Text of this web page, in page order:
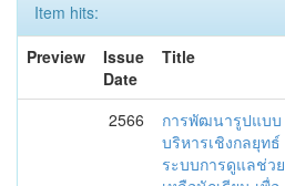
Item hits:
Preview
Issue
Date
Title
2566
การพัฒนารูปแบบ
บริหารเชิงกลยุทธ์
ระบบการดูแลช่วย